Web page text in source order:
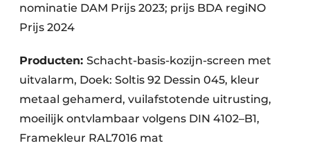
nominatie DAM Prijs 2023; prijs BDA regiNO
Prijs 2024
Producten: Schacht-basis-kozijn-screen met
uitvalarm, Doek: Soltis 92 Dessin 045, kleur
metaal gehamerd, vuilafstotende uitrusting,
moeilijk ontvlambaar volgens DIN 4102–B1,
Framekleur RAL7016 mat